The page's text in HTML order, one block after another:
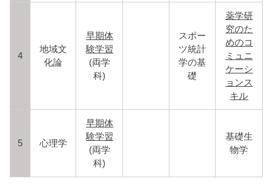
4
地域文
化論
早期体
験学習
(両学
科)
スポー
ツ統計
学の基
礎
薬学研
究のた
めのコ
ミュニ
ケーシ
ョンス
キル
5 心理学
早期体
験学習
(両学
科)
基礎生
物学